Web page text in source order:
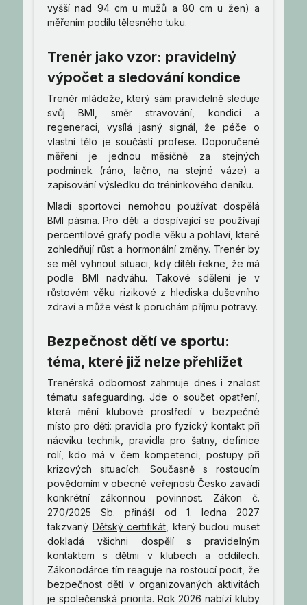
vyšší nad 94 cm u mužů a 80 cm u žen) a
měřením podílu tělesného tuku.
Trenér jako vzor: pravidelný
výpočet a sledování kondice
Trenér mládeže, který sám pravidelně sleduje
svůj BMI, směr stravování, kondici a
regeneraci, vysílá jasný signál, že péče o
vlastní tělo je součástí profese. Doporučené
měření je jednou měsíčně za stejných
podmínek (ráno, lačno, na stejné váze) a
zapisování výsledku do tréninkového deníku.
Mladí sportovci nemohou používat dospělá
BMI pásma. Pro děti a dospívající se používají
percentilové grafy podle věku a pohlaví, které
zohledňují růst a hormonální změny. Trenér by
se měl vyhnout situaci, kdy dítěti řekne, že má
podle BMI nadváhu. Takové sdělení je v
růstovém věku rizikové z hlediska duševního
zdraví a může vést k poruchám příjmu potravy.
Bezpečnost dětí ve sportu:
téma, které již nelze přehlížet
Trenérská odbornost zahrnuje dnes i znalost
tématusafeguarding. Jde o součet opatření,
která mění klubové prostředí v bezpečné
místo pro děti: pravidla pro fyzický kontakt při
nácviku technik, pravidla pro šatny, definice
rolí, kdo má v čem kompetenci, postupy při
krizových situacích. Současně s rostoucím
povědomím v obecné veřejnosti Česko zavádí
konkrétní zákonnou povinnost. Zákon č.
270/2025 Sb. přináší od 1. ledna 2027
takzvaný Dětský certifikát , který budou muset
dokladá všichni dospělí s pravidelným
kontaktem s dětmi v klubech a oddílech.
Zákonodárce tím reaguje na rostoucí pocit, že
bezpečnost dětí v organizovaných aktivitách
je společenská priorita. Rok 2026 nabízí kluby